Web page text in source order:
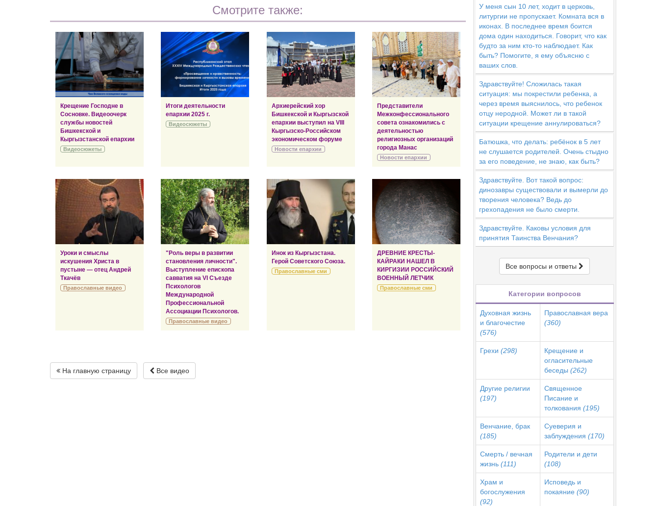
Смотрите также:
Крещение Господне в
Сосновке. Видеоочерк
службы новостей
Бишкекской и
Кыргызстанской епархии
Видеосюжеты
Итоги деятельности
епархии 2025 г.
Видеосюжеты
Архиерейский хор
Бишкекской и Кыргызской
епархии выступил на VIII
Кыргызско-Российском
экономическом форуме
Новости епархии
Представители
Межконфессионального
совета ознакомились с
деятельностью
религиозных организаций
города Манас
Новости епархии
Уроки и смыслы
искушения Христа в
пустыне — отец Андрей
Ткачёв
Православные видео
"Роль веры в развитии
становления личности".
Выступление епископа
савватия на VI Съезде
Психологов
Международной
Профессиональной
Ассоциации Психологов.
Православные видео
Инок из Кыргызстана.
Герой Советского Союза.
Православные сми
ДРЕВНИЕ КРЕСТЫ-
КАЙРАКИ НАШЕЛ В
КИРГИЗИИ РОССИЙСКИЙ
ВОЕННЫЙ ЛЕТЧИК
Православные сми
На главную страницу Все видео
У меня сын 10 лет, ходит в церковь,
литургии не пропускает. Комната вся в
иконах. В последнее время боится
дома один находиться. Говорит, что как
будто за ним кто-то наблюдает. Как
быть? Помогите, я ему объясню с
ваших слов.
Здравствуйте! Сложилась такая
ситуация: мы покрестили ребенка, а
через время выяснилось, что ребенок
отцу неродной. Может ли в такой
ситуации крещение аннулироваться?
Батюшка, что делать: ребёнок в 5 лет
не слушается родителей. Очень стыдно
за его поведение, не знаю, как быть?
Здравствуйте. Вот такой вопрос:
динозавры существовали и вымерли до
творения человека? Ведь до
грехопадения не было смерти.
Здравствуйте. Каковы условия для
принятия Таинства Венчания?
Все вопросы и ответы
Категории вопросов
Духовная жизнь
и благочестие
(576)
Православная вера
(360)
Грехи (298)
Крещение и
огласительные
беседы (262)
Другие религии
(197)
Священное
Писание и
толкования (195)
Венчание, брак
(185)
Суеверия и
заблуждения (170)
Смерть / вечная
жизнь (111)
Родители и дети
(108)
Храм и
богослужения
(92)
Исповедь и
покаяние (90)